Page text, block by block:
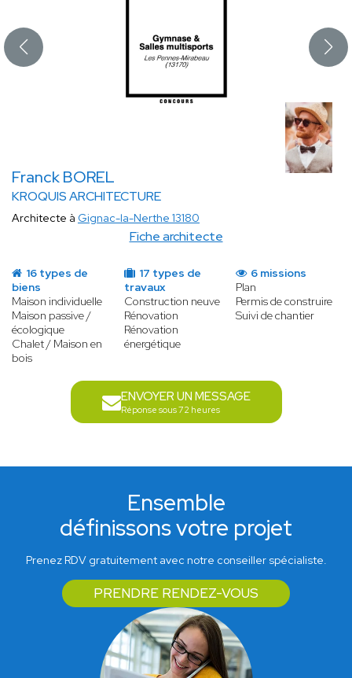
Franck BOREL
KROQUIS ARCHITECTURE
Fiche architecte
Architecte à Gignac-la-Nerthe 13180
16 types de
biens
Maison individuelle
Maison passive /
écologique
Chalet / Maison en
bois
17 types de
travaux
Construction neuve
Rénovation
Rénovation
énergétique
6 missions
Plan
Permis de construire
Suivi de chantier
ENVOYER UN MESSAGE
Réponse sous 72 heures
Ensemble
définissons votre projet
Prenez RDV gratuitement avec notre conseiller spécialiste.
PRENDRE RENDEZ-VOUS